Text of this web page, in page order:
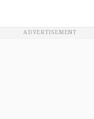
ADVERTISEMENT